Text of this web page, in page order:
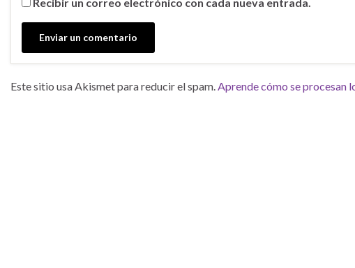
Este sitio usa Akismet para reducir el spam.Aprende cómo se procesan